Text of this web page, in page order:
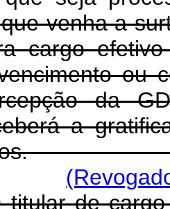
venha a
cargo
ou
da
a
de